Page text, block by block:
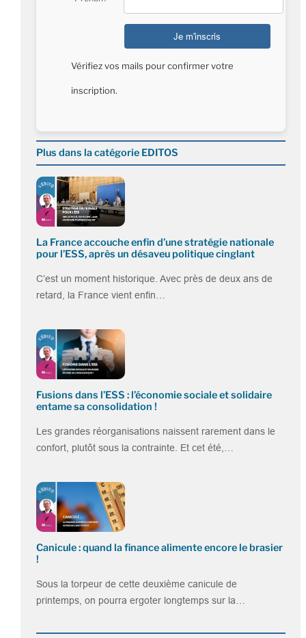
Vérifiez vos mails pour confirmer votre
inscription.
Plus dans la catégorie EDITOS
La France accouche enfin d’une stratégie nationale
pour l’ESS, après un désaveu politique cinglant
C’est un moment historique. Avec près de deux ans de
retard, la France vient enfin…
Fusions dans l’ESS : l’économie sociale et solidaire
entame sa consolidation !
Les grandes réorganisations naissent rarement dans le
confort, plutôt sous la contrainte. Et cet été,…
Canicule : quand la finance alimente encore le brasier
!
Sous la torpeur de cette deuxième canicule de
printemps, on pourra ergoter longtemps sur la…